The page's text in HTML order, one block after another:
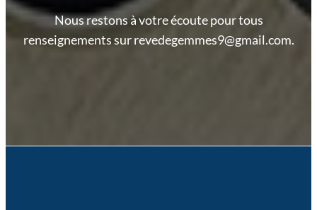
Nous restons à votre écoute pour tous
renseignements sur revedegemmes9@gmail.com.